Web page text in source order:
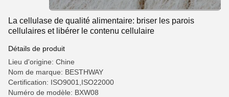
La cellulase de qualité alimentaire: briser les parois
cellulaires et libérer le contenu cellulaire
Détails de produit
Lieu d'origine: Chine
Nom de marque: BESTHWAY
Certification: ISO9001,ISO22000
Numéro de modèle: BXW08